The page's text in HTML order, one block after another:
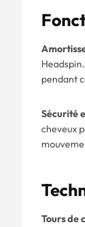
pendant
Sécurité
cheveux
Tours de